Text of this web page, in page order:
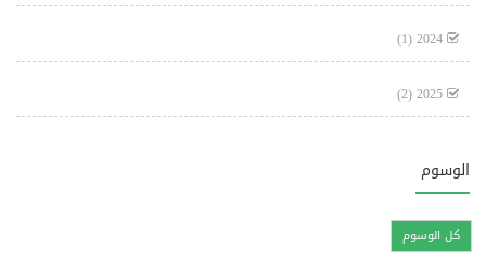
(1)
(2)
الوسوم
كل الوسوم